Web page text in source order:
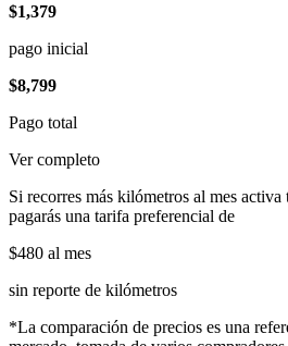
$1,379
pago inicial
$8,799
Pago total
Ver completo
Si recorres más kilómetros al mes activa
pagarás una tarifa preferencial de
$480 al mes
sin reporte de kilómetros
*La comparación de precios es una